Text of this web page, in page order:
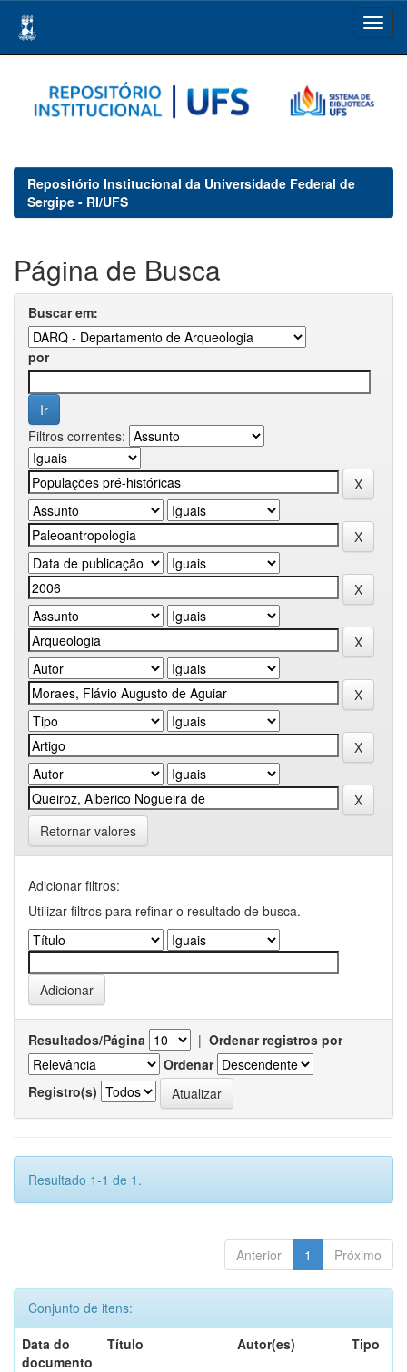
navigation
Repositório Institucional da Universidade Federal de
Sergipe - RI/UFS
Página de Busca
Buscar em:
por
Filtros correntes:
Retornar valores
Adicionar filtros:
Utilizar filtros para refinar o resultado de busca.
Resultados/Página | Ordenar registros por
Ordenar
Registro(s)
Resultado 1-1 de 1.
Anterior 1 Próximo
Conjunto de itens:
Data do
documento
Título Autor(es) Tipo